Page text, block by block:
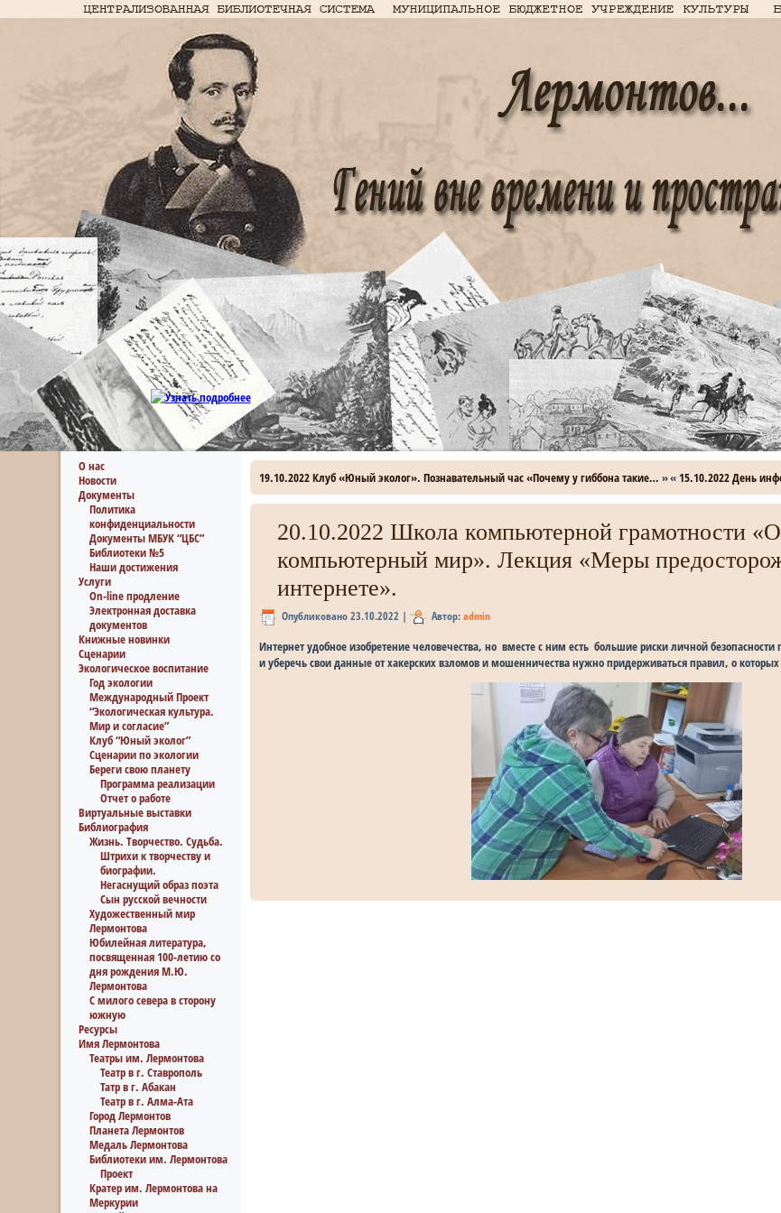
О нас
Новости
Документы
Политика
конфиденциальности
Документы МБУК “ЦБС”
Библиотеки №5
Наши достижения
Услуги
On-line продление
Электронная доставка
документов
Книжные новинки
Сценарии
Экологическое воспитание
Год экологии
Международный Проект
“Экологическая культура.
Мир и согласие”
Клуб “Юный эколог”
Сценарии по экологии
Береги свою планету
Программа реализации
Отчет о работе
Виртуальные выставки
Библиография
Жизнь. Творчество. Судьба.
Штрихи к творчеству и
биографии.
Негаснущий образ поэта
Сын русской вечности
Художественный мир
Лермонтова
Юбилейная литература,
посвященная 100-летию со
дня рождения М.Ю.
Лермонтова
С милого севера в сторону
южную
Ресурсы
Имя Лермонтова
Театры им. Лермонтова
Театр в г. Ставрополь
Татр в г. Абакан
Театр в г. Алма-Ата
Город Лермонтов
Планета Лермонтов
Медаль Лермонтова
Библиотеки им. Лермонтова
Проект
Кратер им. Лермонтова на
Меркурии
19.10.2022 Клуб «Юный эколог». Познавательный час «Почему у гиббона такие… »«15.10.2022 День
20.10.2022 Школа компьютерной грамотности
компьютерный мир». Лекция «Меры
интернете».
Опубликовано23.10.2022 | Автор:admin
Интернет удобное изобретение человечества, но вместе с ним есть большие риски личной безопасности
и уберечь свои данные от хакерских взломов и мошенничества нужно придерживаться правил, о